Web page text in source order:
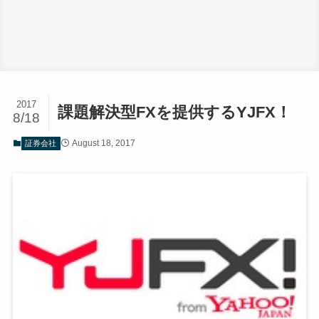
課題解決型FXを提供するYJFX！
2017
8/18
証券会社 August 18, 2017